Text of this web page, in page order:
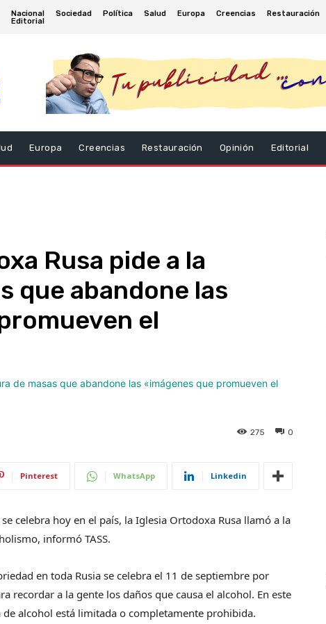
Nacional Sociedad Política Salud Europa Creencias Restauración
Editorial
Europa Creencias Restauración Opinión Editorial
Rusa pide a la
que abandone las
el
0
275
Pinterest WhatsApp Linkedin
celebra hoy en el país, la Iglesia Ortodoxa Rusa llamó a la
informó TASS.
en toda Rusia se celebra el 11 de septiembre por
recordar a la gente los daños que causa el alcohol. En este
de alcohol está limitada o completamente prohibida.